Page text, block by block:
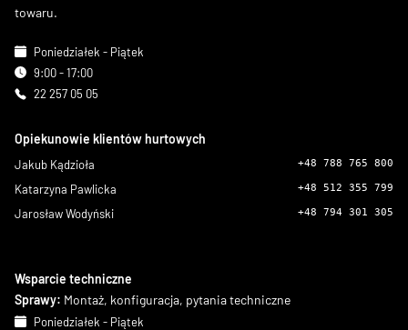
towaru.
Poniedziałek - Piątek
9:00 - 17:00
22 257 05 05
Opiekunowie klientów hurtowych
Jakub Kądzioła +48 788 765 800
Katarzyna Pawlicka +48 512 355 799
Jarosław Wodyński +48 794 301 305
Wsparcie techniczne
Sprawy: Montaż, konfiguracja, pytania techniczne
Poniedziałek - Piątek